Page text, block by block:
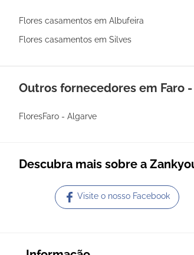
Flores casamentos em Albufeira
Flores casamentos em Silves
Outros fornecedores em Faro
FloresFaro - Algarve
Descubra mais sobre a
Visite o nosso Facebook